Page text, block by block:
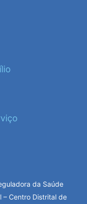
da Saúde
– Centro Distrital de